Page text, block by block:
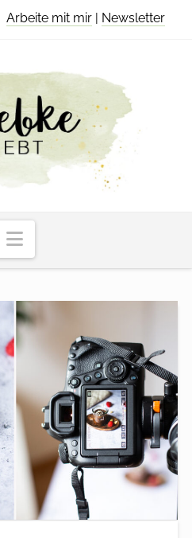
Arbeite mit mir | Newsletter
Navigation